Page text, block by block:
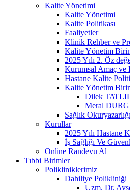
Kalite Yönetimi
Kalite Yönetimi
Kalite Politikası
Faaliyetler
Klinik Rehber ve
Kalite Yönetim
2025 Yılı 2. Öz
Kurumsal Amaç ve
Hastane Kalite
Kalite Yönetim
Dilek
Meral
Sağlık
Kurullar
2025 Yılı Hastane
İş Sağlığı Ve
Online Randevu Al
Tıbbi Birimler
Polikliniklerimiz
Dahiliye Polikliniği
Uzm. Dr.